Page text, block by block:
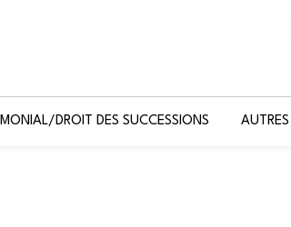
DROIT DES SUCCESSIONS